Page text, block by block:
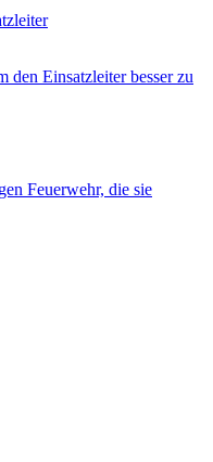
den Einsatzleiter besser zu
Feuerwehr, die sie